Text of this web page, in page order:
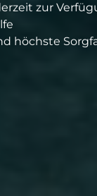
zur
höchste